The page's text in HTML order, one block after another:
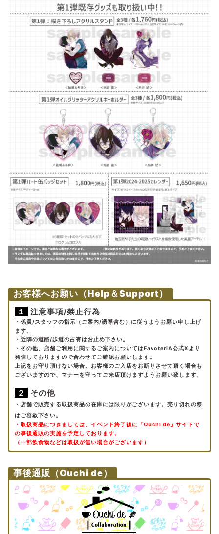
お客様へお願い（Help＆Support）
１ 注意事項/禁止行為
・係員/スタッフの指示（ご案内/誘導含む）に従うようお願い申し上げ
ます。
・近隣の道路/歩道の占有はお止め下さい。
・その他、店舗ご利用に関するご案内についてはFavoteriA公式Xより
発信しておりますので合わせてご確認お願いします。
上記をお守り頂けない場合、お客様のご入店をお断りさせて頂く場合も
ございますので、マナーを守ってご来店頂けますようお願い致します。
２ その他
・ 店舗で販売する取扱商品の在庫には限りがございます。売り切れの際
はご容赦下さい。
・取扱商品につきましては、イベント終了後に「Ouchi de」サイトで
の事後通販の実施を予定しております。
（一部飲食物などは取扱が無い場合がございます）
事後通販（Ouchi de）